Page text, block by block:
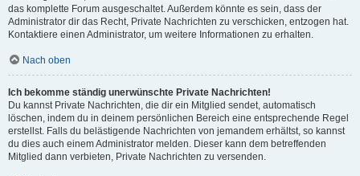
das komplette Forum ausgeschaltet. Außerdem könnte es sein, dass der
Administrator dir das Recht, Private Nachrichten zu verschicken, entzogen hat.
Kontaktiere einen Administrator, um weitere Informationen zu erhalten.
Nach oben
Ich bekomme ständig unerwünschte Private Nachrichten!
Du kannst Private Nachrichten, die dir ein Mitglied sendet, automatisch
löschen, indem du in deinem persönlichen Bereich eine entsprechende Regel
erstellst. Falls du belästigende Nachrichten von jemandem erhältst, so kannst
du dies auch einem Administrator melden. Dieser kann dem betreffenden
Mitglied dann verbieten, Private Nachrichten zu versenden.